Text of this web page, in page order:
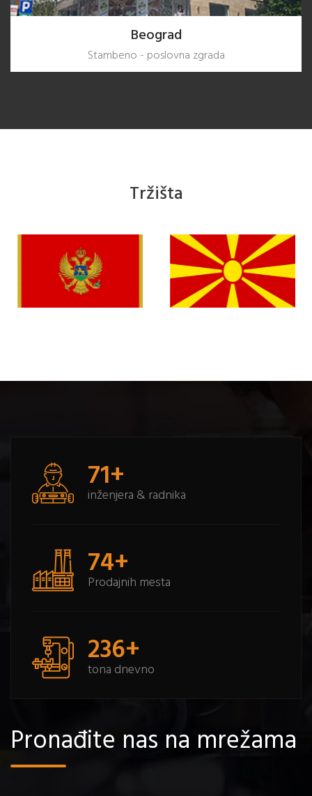
Beograd
Stambeno - poslovna zgrada
Tržišta
79+
inženjera & radnika
96+
Prodajnih mesta
302+
tona dnevno
Pronađite nas na mrežama